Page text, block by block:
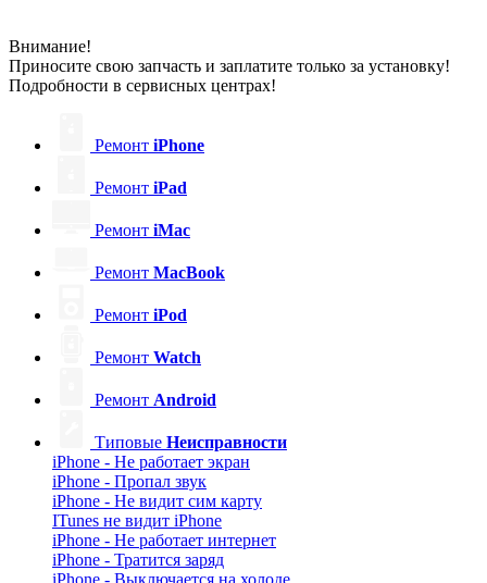
Внимание!
Приносите свою запчасть и заплатите только за установку!
Подробности в сервисных центрах!
Ремонт iPhone
Ремонт iPad
Ремонт iMac
Ремонт MacBook
Ремонт iPod
Ремонт Watch
Ремонт Android
Типовые Неисправности
iPhone - Не работает экран
iPhone - Пропал звук
iPhone - Не видит сим карту
ITunes не видит iPhone
iPhone - Не работает интернет
iPhone - Тратится заряд
iPhone - Выключается на холоде